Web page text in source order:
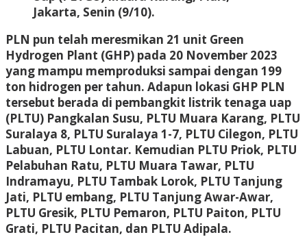
Jakarta, Senin (9/10).
PLN pun telah meresmikan 21 unit Green
Hydrogen Plant (GHP) pada 20 November 2023
yang mampu memproduksi sampai dengan 199
ton hidrogen per tahun. Adapun lokasi GHP PLN
tersebut berada di pembangkit listrik tenaga uap
(PLTU) Pangkalan Susu, PLTU Muara Karang, PLTU
Suralaya 8, PLTU Suralaya 1-7, PLTU Cilegon, PLTU
Labuan, PLTU Lontar. Kemudian PLTU Priok, PLTU
Pelabuhan Ratu, PLTU Muara Tawar, PLTU
Indramayu, PLTU Tambak Lorok, PLTU Tanjung
Jati, PLTU embang, PLTU Tanjung Awar-Awar,
PLTU Gresik, PLTU Pemaron, PLTU Paiton, PLTU
Grati, PLTU Pacitan, dan PLTU Adipala.